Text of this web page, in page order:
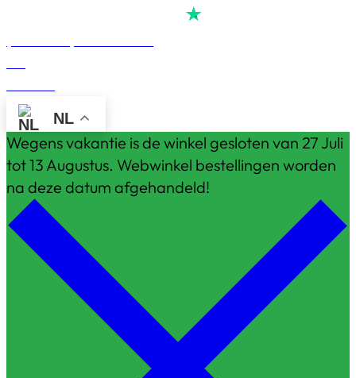
NL
Wegens vakantie is de winkel gesloten van 27 Juli
tot 13 Augustus. Webwinkel bestellingen worden
na deze datum afgehandeld!